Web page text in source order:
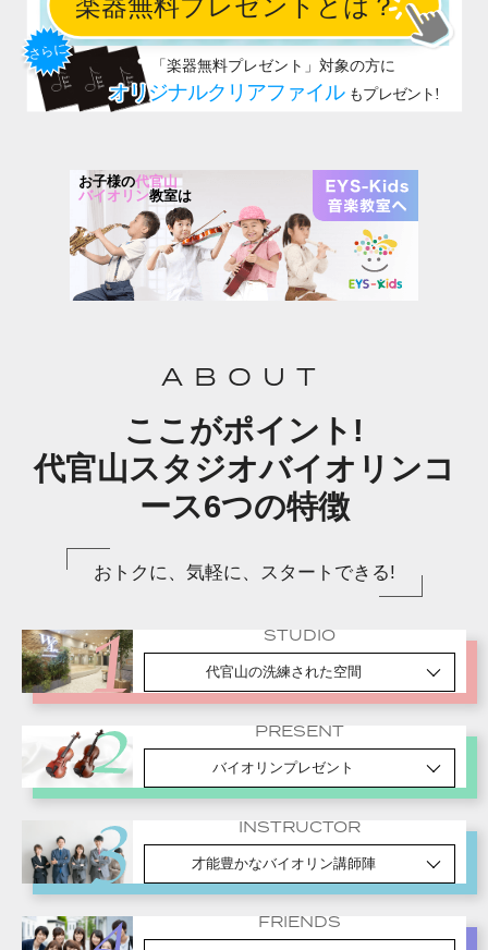
お子様の代官山
バイオリン教室は
ABOUT
ここがポイント!
代官山スタジオバイオリンコ
ース6つの特徴
おトクに、気軽に、スタートできる!
STUDIO
代官山の洗練された空間
PRESENT
バイオリンプレゼント
INSTRUCTOR
才能豊かなバイオリン講師陣
FRIENDS